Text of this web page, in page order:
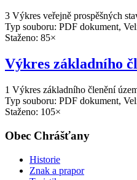
3 Výkres veřejně prospěšných
Typ souboru: PDF dokument,
Staženo: 85×
Výkres základního
1 Výkres základního členění
Typ souboru: PDF dokument,
Staženo: 105×
Obec Chrášťany
Historie
Znak a prapor